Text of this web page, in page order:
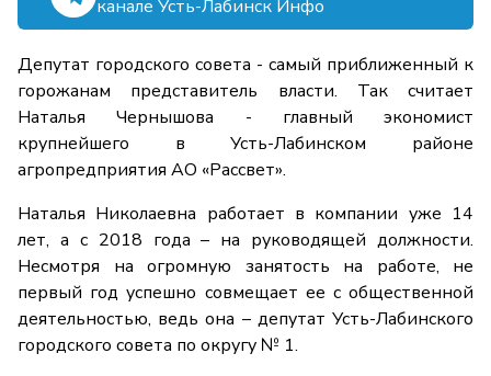
канале Усть-Лабинск Инфо
Депутат городского совета - самый приближенный к
горожанам представитель власти. Так считает
Наталья Чернышова - главный экономист
крупнейшего в Усть-Лабинском районе
агропредприятия АО «Рассвет».
Наталья Николаевна работает в компании уже 14
лет, а с 2018 года – на руководящей должности.
Несмотря на огромную занятость на работе, не
первый год успешно совмещает ее с общественной
деятельностью, ведь она – депутат Усть-Лабинского
городского совета по округу № 1.